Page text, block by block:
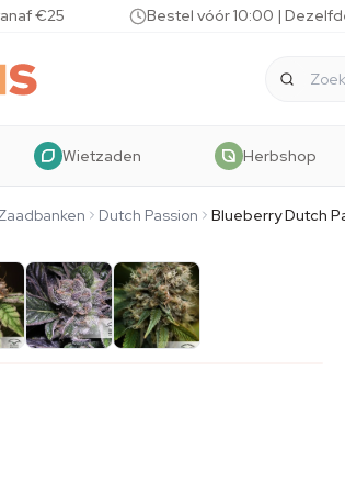
€25 Bestel vóór 10:00 |
Wietzaden Herbshop
Dutch Passion Blueberry Dutch